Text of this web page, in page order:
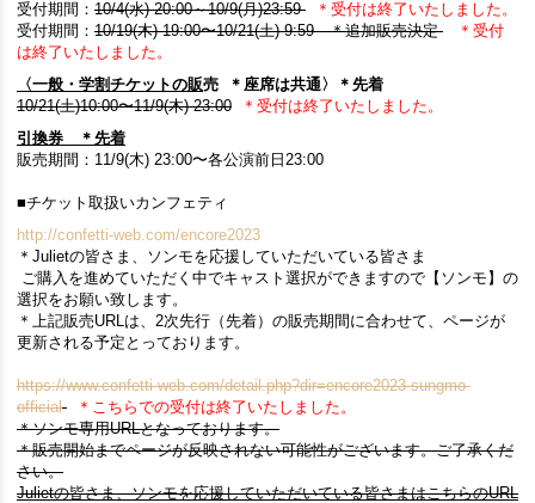
受付期間： 10/4(水) 20:00～10/9(月)23:59
＊受付は終了いたしました。
受付期間： 10/19(木) 19:00〜10/21(土) 9:59 ＊​追加販売決定
＊受付
は終了いたしました。
〈一般・学割チケットの販売 ＊ 座席は共通〉 ＊ 先着
10/21(土)10:00〜11/9(木) 23:00
＊受付は終了いたしました。
引換券
＊​ 先着
販売期間：11/9(木) 23:00〜各公演前日23:00
■チケット取扱いカンフェティ
http://confetti-web.com/encore2023​
＊Julietの皆さま、ソンモを応援していただいている皆さま
ご購入を進めていただく中でキャスト選択ができますので【ソンモ】の
選択をお願い致します。
＊上記販売URLは、2次先行（先着）の販売期間に合わせて、ページが
更新される予定とっております。
https://www.confetti-web.com/detail.php?dir=encore2023-sungmo-
official
＊​こちらでの受付は終了いたしました。​
＊​ソンモ専用URLとなっております。
＊販売開始までページが反映されない可能性がございます。ご了承くだ
さい。
Julietの皆さま、ソンモを応援していただいている皆さまはこちらのURL